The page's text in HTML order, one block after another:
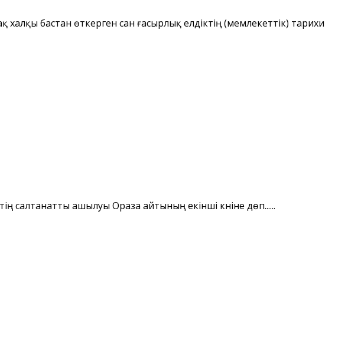
бастан өткерген сан ғасырлық елдіктің (мемлекеттік) тарихи
салтанатты ашылуы Ораза айтының екінші күніне дөп......